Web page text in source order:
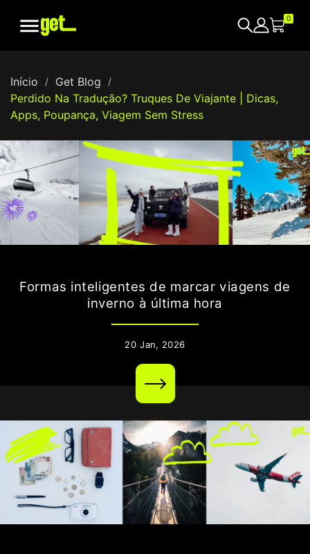
 0
Início
Get Blog
Perdido Na Tradução? Truques De Viajante | Dicas,
Apps, Poupança, Viagem Sem Stress
Formas inteligentes de marcar viagens de
inverno à última hora
20 Jan, 2026